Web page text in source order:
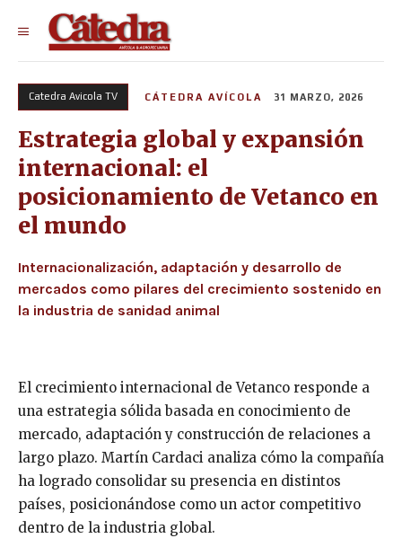
Catedra Avicola TV CÁTEDRA AVÍCOLA 31 MARZO, 2026
Estrategia global y expansión
internacional: el
posicionamiento de Vetanco en
el mundo
Internacionalización, adaptación y desarrollo de
mercados como pilares del crecimiento sostenido en
la industria de sanidad animal
El crecimiento internacional de Vetanco responde a
una estrategia sólida basada en conocimiento de
mercado, adaptación y construcción de relaciones a
largo plazo. Martín Cardaci analiza cómo la compañía
ha logrado consolidar su presencia en distintos
países, posicionándose como un actor competitivo
dentro de la industria global.